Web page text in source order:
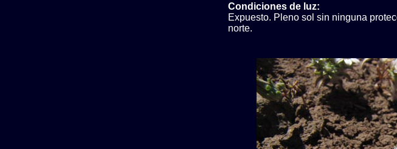
Condiciones de luz:
Expuesto. Pleno sol sin ninguna
norte.